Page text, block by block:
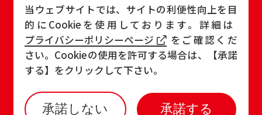
当ウェブサイトでは、サイトの利便性向上を目
的にCookieを使用しております。詳細は
プライバシーポリシーページ
をご確認くだ
さい。Cookieの使用を許可する場合は、【承諾
する】をクリックして下さい。
承諾しない 承諾する
TOP
店舗一覧・チラシ
お知らせ
おすすめ商品
各店の最新情報